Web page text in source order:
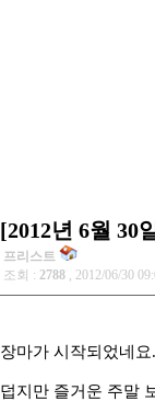
[2012년 6월 30
프리스트
조회 : 2788 , 2012/06/30
장마가 시작되었네요.
덥지만 즐거운 주말